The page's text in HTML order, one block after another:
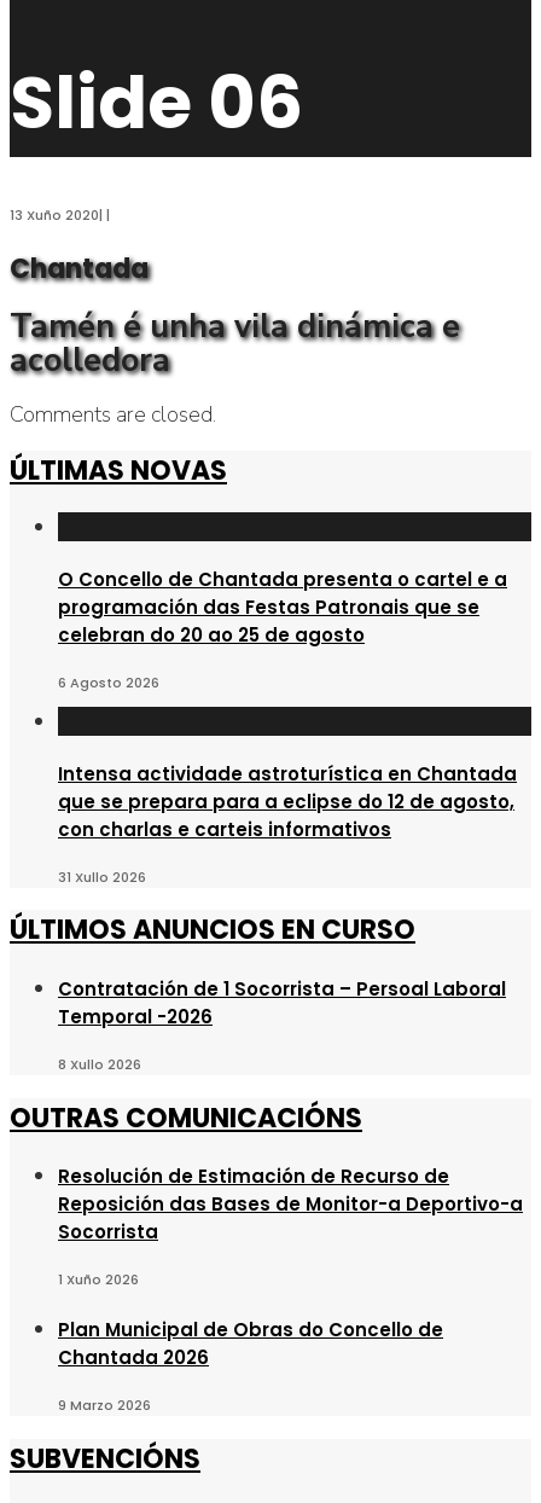
Slide 06
13 Xuño 2020| |
Chantada
Tamén é unha vila dinámica e
acolledora
Comments are closed.
ÚLTIMAS NOVAS
O Concello de Chantada presenta o cartel e a
programación das Festas Patronais que se
celebran do 20 ao 25 de agosto
6 Agosto 2026
Intensa actividade astroturística en Chantada
que se prepara para a eclipse do 12 de agosto,
con charlas e carteis informativos
31 Xullo 2026
ÚLTIMOS ANUNCIOS EN CURSO
Contratación de 1 Socorrista – Persoal Laboral
Temporal -2026
8 Xullo 2026
OUTRAS COMUNICACIÓNS
Resolución de Estimación de Recurso de
Reposición das Bases de Monitor-a Deportivo-a
Socorrista
1 Xuño 2026
Plan Municipal de Obras do Concello de
Chantada 2026
9 Marzo 2026
SUBVENCIÓNS